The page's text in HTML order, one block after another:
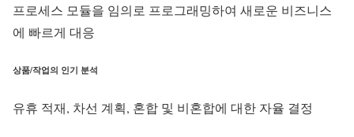
프로세스 모듈을 임의로 프로그래밍하여 새로운 비즈니스
에 빠르게 대응
상품/작업의 인기 분석
유휴 적재, 차선 계획, 혼합 및 비혼합에 대한 자율 결정